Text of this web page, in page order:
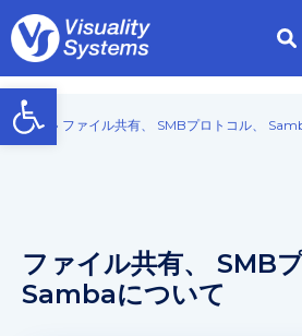
Open toolbar
Home » ファイル共有、 SMBプロトコル、
ファイル共有、 SMB
Sambaについて